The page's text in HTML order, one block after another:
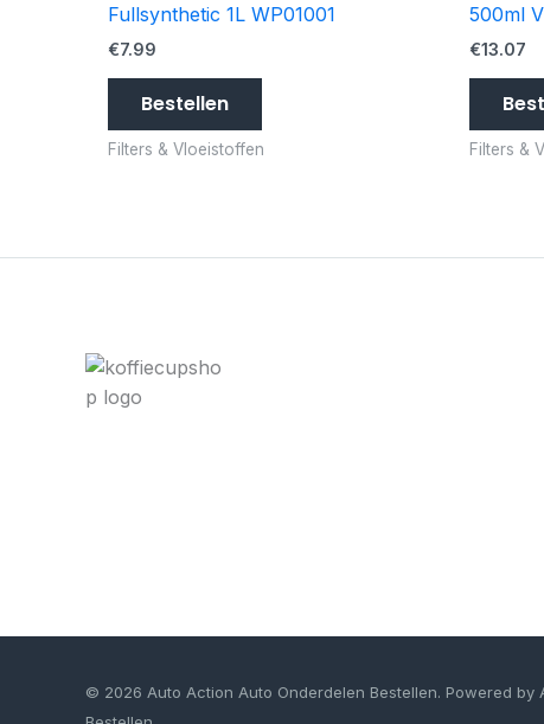
Fullsynthetic 1L WP01001
€7.99
Bestellen
Filters & Vloeistoffen
500ml
€13.07
Filters &
© 2026 Auto Action Auto Onderdelen Bestellen. Powered by